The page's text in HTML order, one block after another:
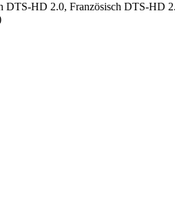
DTS-HD 2.0, Französisch DTS-HD